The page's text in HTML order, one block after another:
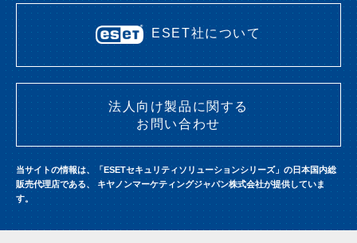
ESET社について
法人向け製品に関する
お問い合わせ
当サイトの情報は、「ESETセキュリティソリューションシリーズ」の日本国内総
販売代理店である、 キヤノンマーケティングジャパン株式会社が提供していま
す。